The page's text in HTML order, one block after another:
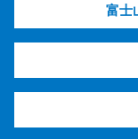
富士